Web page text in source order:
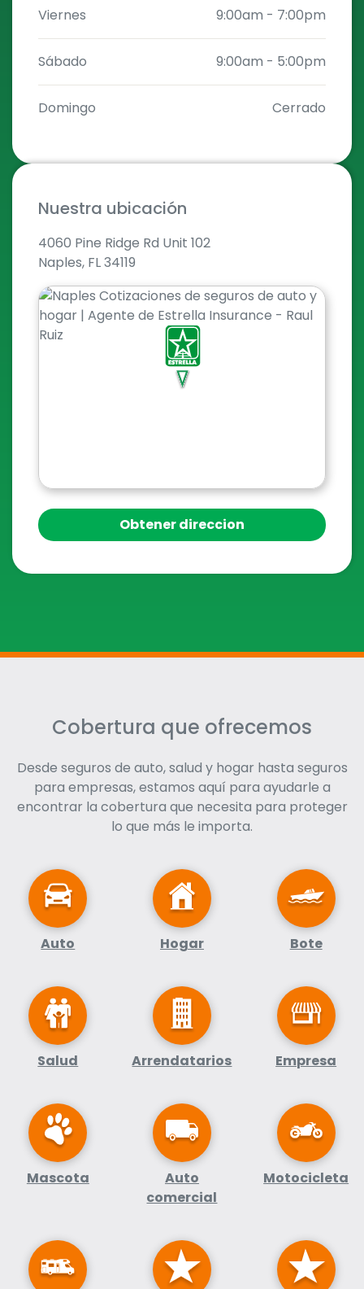
Viernes 9:00am - 7:00pm
Sábado 9:00am - 5:00pm
Domingo Cerrado
Nuestra ubicación
4060 Pine Ridge Rd Unit 102
Naples, FL 34119
Obtener direccion
Cobertura que ofrecemos
Desde seguros de auto, salud y hogar hasta seguros
para empresas, estamos aquí para ayudarle a
encontrar la cobertura que necesita para proteger
lo que más le importa.
Auto Hogar Bote
Salud Arrendatarios Empresa
Mascota
Auto
comercial
Motocicleta